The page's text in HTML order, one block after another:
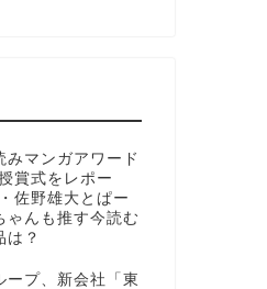
みマンガアワード
賞式をレポー
佐野雄大とぱー
ゃんも推す今読む
は？
ープ、新会社「東